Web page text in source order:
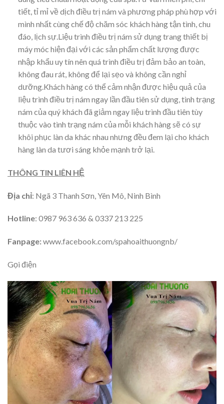
tiết, tỉ mỉ về dịch điều trị nám và phương pháp phù hợp với
mình nhất cùng chế độ chăm sóc khách hàng tận tình, chu
đáo, lịch sự.Liệu trình điều trị nám sử dụng trang thiết bị
máy móc hiện đại với các sản phẩm chất lượng được
nhập khẩu uy tín nên quá trình điều trị đảm bảo an toàn,
không đau rát, không để lại sẹo và không cần nghỉ
dưỡng.Khách hàng có thể cảm nhận được hiệu quả của
liệu trình điều trị nám ngay lần đầu tiên sử dụng, tình trạng
nám của quý khách đã giảm ngay liệu trình đầu tiên tùy
thuộc vào tình trạng nám của mỗi khách hàng sẽ có sự
khôi phục làn da khác nhau nhưng đều đem lại cho khách
hàng làn da tươi sáng khỏe mạnh trở lại.
THÔNG TIN LIÊN HỆ
Địa chỉ: Ngã 3 Thanh Sơn, Yên Mô, Ninh Bình
Hotline: 0987 963 636 & 0337 213 225
Fanpage:www.facebook.com/spahoaithuongnb/
Gọi điện